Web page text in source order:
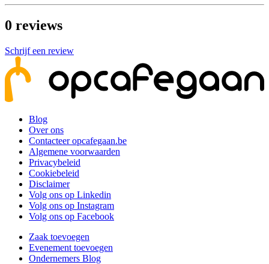
0 reviews
Schrijf een review
Blog
Over ons
Contacteer opcafegaan.be
Algemene voorwaarden
Privacybeleid
Cookiebeleid
Disclaimer
Volg ons op Linkedin
Volg ons op Instagram
Volg ons op Facebook
Zaak toevoegen
Evenement toevoegen
Ondernemers Blog